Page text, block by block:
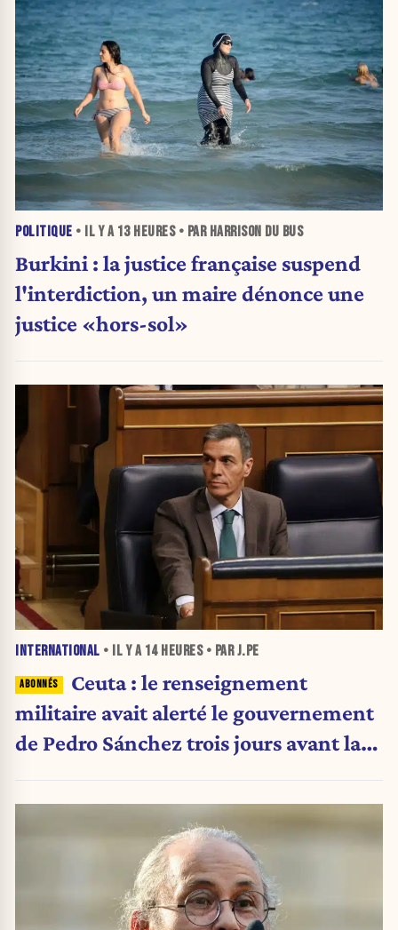
POLITIQUE • IL Y A 13 HEURES• PAR HARRISON DU BUS
Burkini : la justice française suspend
l'interdiction, un maire dénonce une
justice «hors-sol»
INTERNATIONAL • IL Y A 14 HEURES• PAR J.PE
Ceuta : le renseignement
militaire avait alerté le gouvernement
de Pedro Sánchez trois jours avant la